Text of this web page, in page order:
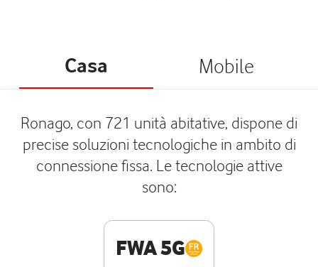
Casa Mobile
Ronago, con 721 unità abitative, dispone di
precise soluzioni tecnologiche in ambito di
connessione fissa. Le tecnologie attive
sono:
FWA 5G